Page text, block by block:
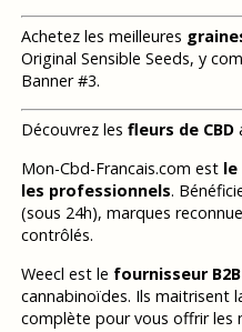
Achetez les meilleures
Original Sensible Seeds, y
Banner #3.
Découvrez les fleurs de CBD
Mon-Cbd-Francais.com est le
les professionnels.
(sous 24h), marques
contrôlés.
Weecl est le fournisseur
cannabinoïdes. Ils maitrisent
complète pour vous offrir les